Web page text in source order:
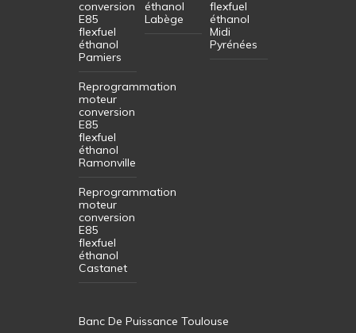
conversion
E85
flexfuel
éthanol
Pamiers
Reprogrammation
moteur
conversion
E85
flexfuel
éthanol
Ramonville
Reprogrammation
moteur
conversion
E85
flexfuel
éthanol
Castanet
éthanol
Labège
flexfuel
éthanol
Midi
Pyrénées
Banc De Puissance Toulouse